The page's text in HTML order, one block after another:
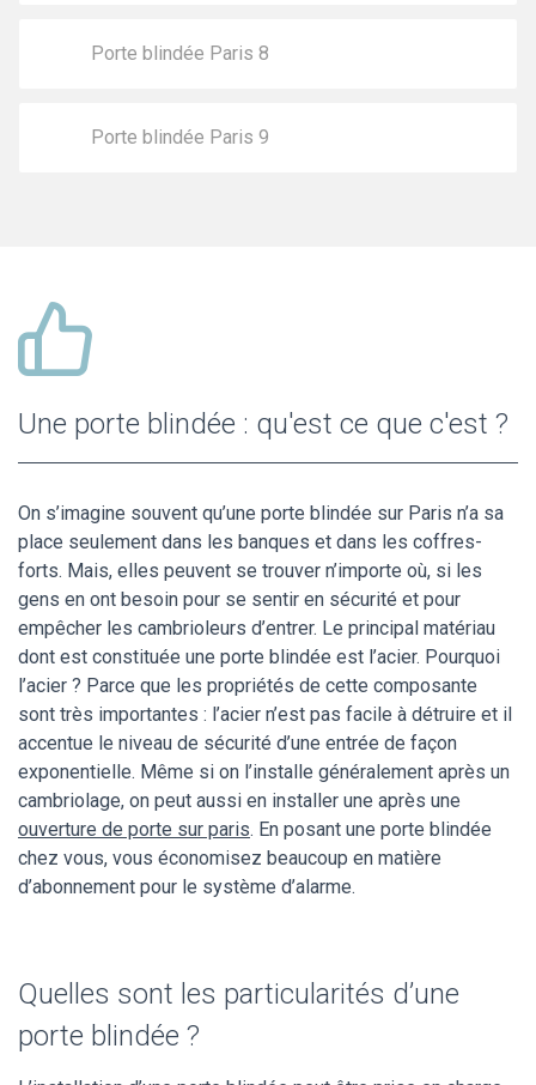
Porte blindée Paris 8
Porte blindée Paris 9
Une porte blindée : qu'est ce que c'est ?
On s’imagine souvent qu’une porte blindée sur Paris n’a sa
place seulement dans les banques et dans les coffres-
forts. Mais, elles peuvent se trouver n’importe où, si les
gens en ont besoin pour se sentir en sécurité et pour
empêcher les cambrioleurs d’entrer. Le principal matériau
dont est constituée une porte blindée est l’acier. Pourquoi
l’acier ? Parce que les propriétés de cette composante
sont très importantes : l’acier n’est pas facile à détruire et il
accentue le niveau de sécurité d’une entrée de façon
exponentielle. Même si on l’installe généralement après un
cambriolage, on peut aussi en installer une après une
ouverture de porte sur paris. En posant une porte blindée
chez vous, vous économisez beaucoup en matière
d’abonnement pour le système d’alarme.
Quelles sont les particularités d’une
porte blindée ?